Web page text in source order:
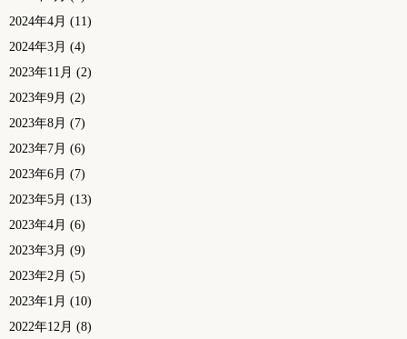
2024年4月 (11)
2024年3月 (4)
2023年11月 (2)
2023年9月 (2)
2023年8月 (7)
2023年7月 (6)
2023年6月 (7)
2023年5月 (13)
2023年4月 (6)
2023年3月 (9)
2023年2月 (5)
2023年1月 (10)
2022年12月 (8)